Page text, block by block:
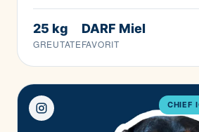
25 kg
GREUTATE
DARF Miel
FAVORIT
CHIEF